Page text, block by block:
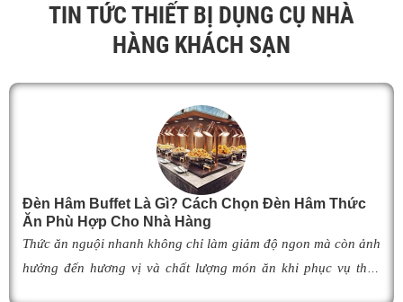
TIN TỨC THIẾT BỊ DỤNG CỤ NHÀ
HÀNG KHÁCH SẠN
Đèn Hâm Buffet Là Gì? Cách Chọn Đèn Hâm Thức
Ăn Phù Hợp Cho Nhà Hàng
Thức ăn nguội nhanh không chỉ làm giảm độ ngon mà còn ảnh
hưởng đến hương vị và chất lượng món ăn khi phục vụ thực